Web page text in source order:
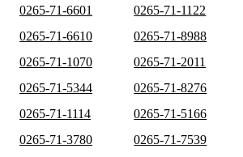
0265-71-6601
0265-71-1122
0265-71-6610
0265-71-8988
0265-71-1070
0265-71-2011
0265-71-5344
0265-71-8276
0265-71-1114
0265-71-5166
0265-71-3780
0265-71-7539